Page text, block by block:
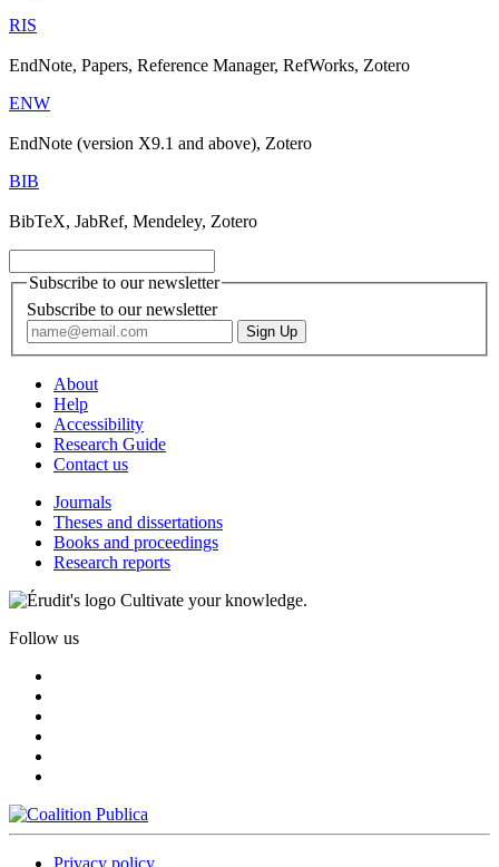
RIS
EndNote, Papers, Reference Manager, RefWorks, Zotero
ENW
EndNote (version X9.1 and above), Zotero
BIB
BibTeX, JabRef, Mendeley, Zotero
Subscribe to our newsletter
Subscribe to our newsletter
About
Help
Accessibility
Research Guide
Contact us
Journals
Theses and dissertations
Books and proceedings
Research reports
Cultivate your knowledge.
Follow us
Privacy policy